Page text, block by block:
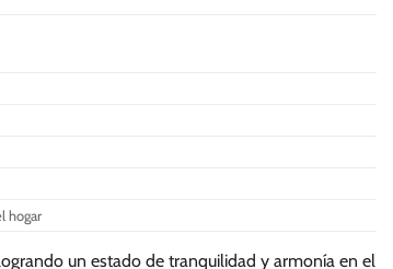
hogar
un estado de tranquilidad y armonía en el